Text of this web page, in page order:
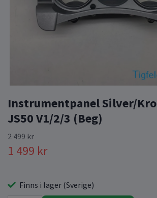
Instrumentpanel Silver/
JS50 V1/2/3 (Beg)
2 499 kr
1 499 kr
Finns i lager (Sverige)